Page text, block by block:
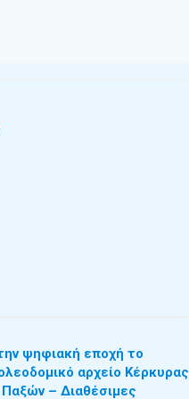
ψηφιακή εποχή το
αρχείο Κέρκυρας
– Διαθέσιμες